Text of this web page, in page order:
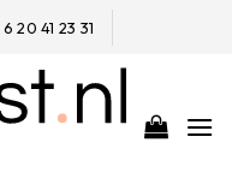
6 20 41 23 31